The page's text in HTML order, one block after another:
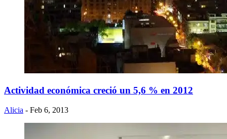
Actividad económica creció un 5,6 % en 2012
Alicia - Feb 6, 2013